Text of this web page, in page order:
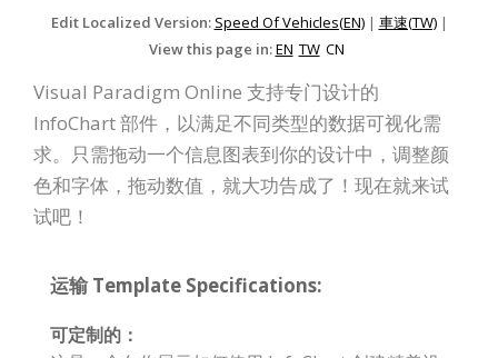
Edit Localized Version: Speed Of Vehicles(EN)| 車速(TW)|
View this page in:EN TW CN
Visual Paradigm Online 支持专门设计的
InfoChart 部件，以满足不同类型的数据可视化需
求。只需拖动一个信息图表到你的设计中，调整颜
色和字体，拖动数值，就大功告成了！现在就来试
试吧！
运输 Template Specifications:
可定制的：